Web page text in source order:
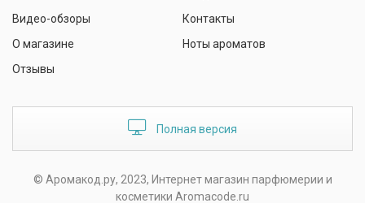
Видео-обзоры
О магазине
Отзывы
Контакты
Ноты ароматов
Полная версия
© Аромакод.ру, 2023, Интернет магазин парфюмерии и
косметики Aromacode.ru